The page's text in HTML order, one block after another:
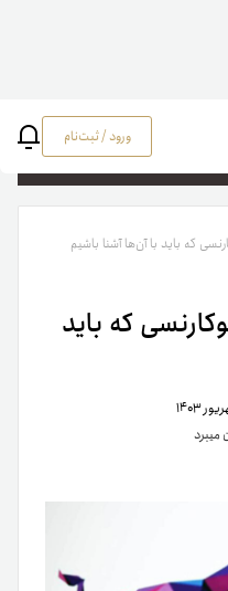
ورود / ثبت‌نام
که باید با آن‌ها آشنا باشیم
که باید